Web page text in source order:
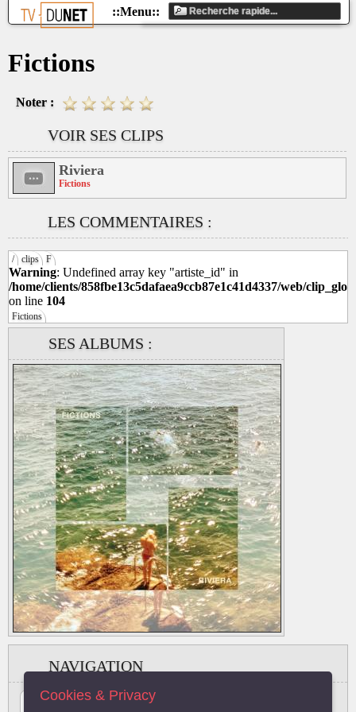
/ clips F
Warning: Undefined array key "artiste_id" in
/home/clients/858fbe13c5dafaea9ccb87e1c41d4337/web/
on line 104
Fictions
SES ALBUMS :
NAVIGATION
A B C D
Fictions
Noter :
VOIR SES CLIPS
Riviera
Fictions
LES COMMENTAIRES :
Cookies & Privacy